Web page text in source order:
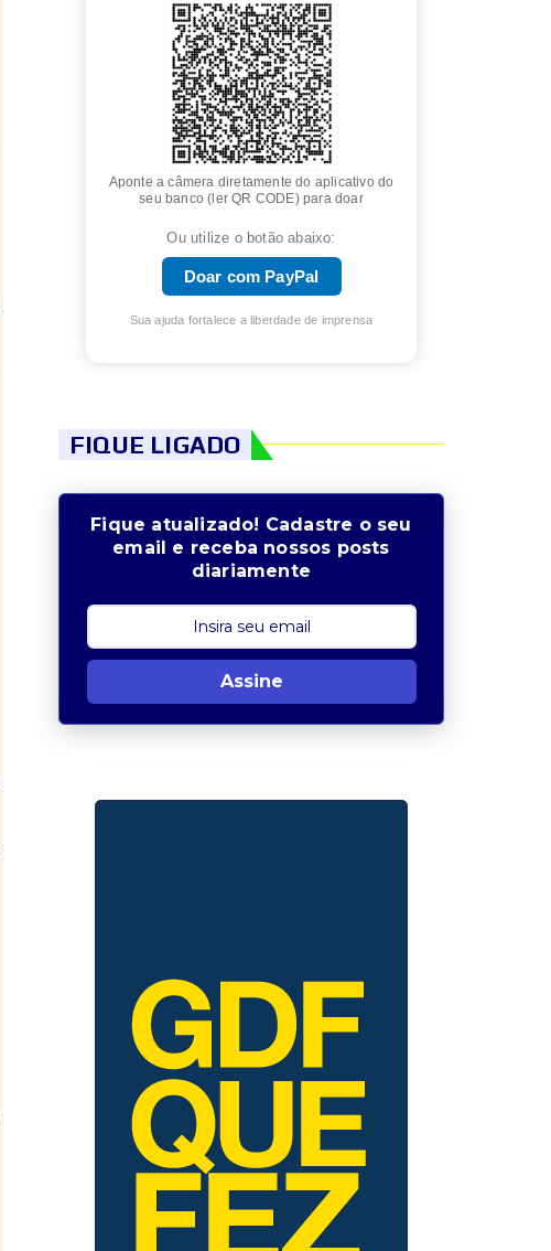
Aponte a câmera diretamente do aplicativo do
seu banco (ler QR CODE) para doar
Ou utilize o botão abaixo:
Doar com PayPal
Sua ajuda fortalece a liberdade de imprensa
FIQUE LIGADO
Fique atualizado! Cadastre o seu
email e receba nossos posts
diariamente
Assine